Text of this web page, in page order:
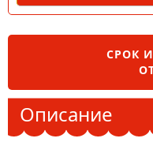
СРОК
Описание